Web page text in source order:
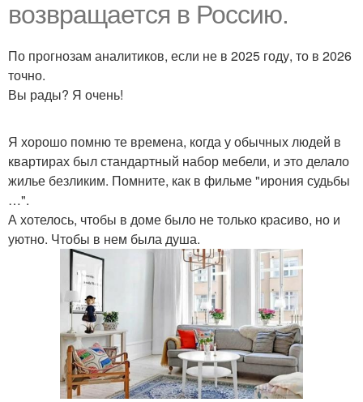
возвращается в Россию.
По прогнозам аналитиков, если не в 2025 году, то в 2026
точно.
Вы рады? Я очень!
Я хорошо помню те времена, когда у обычных людей в
квартирах был стандартный набор мебели, и это делало
жилье безликим. Помните, как в фильме "ирония судьбы
…".
А хотелось, чтобы в доме было не только красиво, но и
уютно. Чтобы в нем была душа.